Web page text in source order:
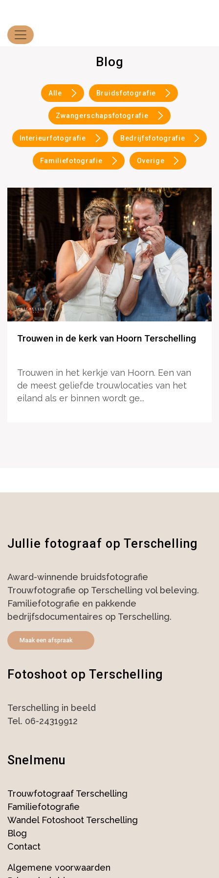
Blog
Alle Bruidsfotografie
Zwangerschapsfotografie
Interieurfotografie Bedrijfsfotografie
Familiefotografie Overige
Trouwen in de kerk van Hoorn Terschelling
Trouwen in het kerkje van Hoorn. Een van
de meest geliefde trouwlocaties van het
eiland als er binnen wordt ge...
Jullie fotograaf op Terschelling
Award-winnende bruidsfotografie
Trouwfotografie op Terschelling vol beleving.
Familiefotografie en pakkende
bedrijfsdocumentaires op Terschelling.
Maak een afspraak
Fotoshoot op Terschelling
Terschelling in beeld
Tel. 06-24319912
Snelmenu
Trouwfotograaf Terschelling
Familiefotografie
Wandel Fotoshoot Terschelling
Blog
Contact
Algemene voorwaarden